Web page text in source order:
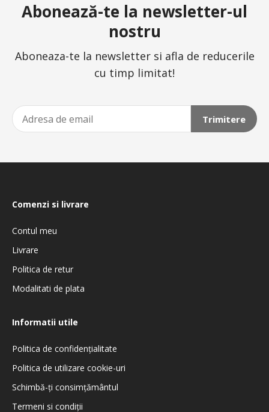
Abonează-te la newsletter-ul
nostru
Aboneaza-te la newsletter si afla de reducerile
cu timp limitat!
Trimitere
Comenzi si livrare
Contul meu
Livrare
Politica de retur
Modalitati de plata
Informatii utile
Politica de confidenţialitate
Politica de utilizare cookie-uri
Schimbă-ți consimțământul
Termeni si condiţii